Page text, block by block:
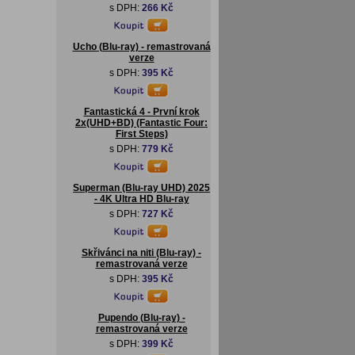
s DPH: 266 Kč
Ucho (Blu-ray) - remastrovaná
verze
s DPH: 395 Kč
Fantastická 4 - První krok
2x(UHD+BD) (Fantastic Four:
First Steps)
s DPH: 779 Kč
Superman (Blu-ray UHD) 2025
- 4K Ultra HD Blu-ray
s DPH: 727 Kč
Skřivánci na niti (Blu-ray) -
remastrovaná verze
s DPH: 395 Kč
Pupendo (Blu-ray) -
remastrovaná verze
s DPH: 399 Kč